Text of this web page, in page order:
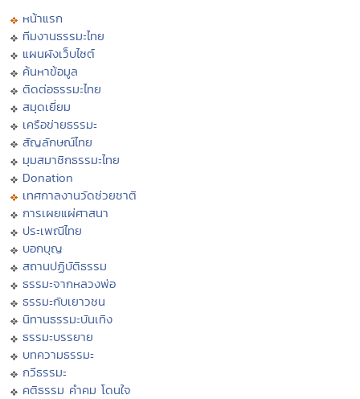
หน้าแรก
ทีมงานธรรมะไทย
แผนผังเว็บไซต์
ค้นหาข้อมูล
ติดต่อธรรมะไทย
สมุดเยี่ยม
เครือข่ายธรรมะ
สัญลักษณ์ไทย
มุมสมาชิกธรรมะไทย
Donation
เทศกาลงานวัดช่วยชาติ
การเผยแผ่ศาสนา
ประเพณีไทย
บอกบุญ
สถานปฏิบัติธรรม
ธรรมะจากหลวงพ่อ
ธรรมะกับเยาวชน
นิทานธรรมะบันเทิง
ธรรมะบรรยาย
บทความธรรมะ
กวีธรรมะ
คติธรรม คำคม โดนใจ